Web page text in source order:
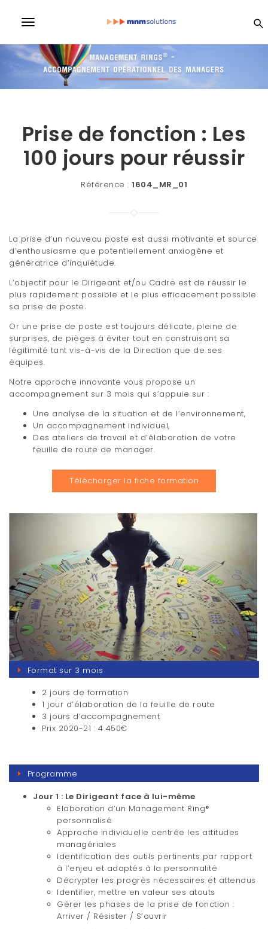
o
a
T
o
g
g
e
n
g
a
t
n
Prise de fonction : Les
100 jours pour réussir
Référence : 1604_MR_01
La prise d’un nouveau poste est aussi motivante et source
d’enthousiasme que potentiellement anxiogène et
génératrice d’inquiétude.
L’objectif pour le Dirigeant et/ou Cadre est de réussir le
plus rapidement possible et le plus efficacement possible
sa prise de poste.
Or une prise de poste est toujours délicate, pleine de
surprises, de pièges à éviter tout en construisant sa
légitimité tant vis-à-vis de la Direction que de ses
équipes.
Notre approche innovante vous propose un
accompagnement sur 3 mois qui s’appuie sur :
Une analyse de la situation et de l’environnement,
Un accompagnement individuel,
Des ateliers de travail et d’élaboration de votre
feuille de route de manager.
Télécharger la fiche formation
Format sur 3 mois
2 jours de formation
1 jour d’élaboration de la feuille de route
3 jours d’accompagnement
Prix 2020-21 : 4 450€
Programme
Jour 1 : Le Dirigeant face à lui-même
Elaboration d’un Management Ring®
personnalisé
Approche individuelle centrée les attitudes
managériales
Identification des outils pertinents par rapport
à l’enjeu et adaptés à la personnalité
Décrypter les progrès nécessaires et attendus
Identifier, mettre en valeur ses atouts
Gérer les phases de la prise de fonction :
Arriver / Résister / S’ouvrir